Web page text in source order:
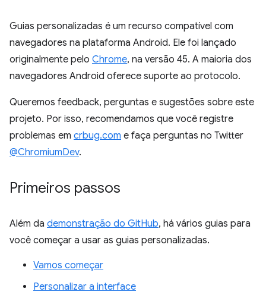
Guias personalizadas é um recurso compatível com
navegadores na plataforma Android. Ele foi lançado
originalmente pelo Chrome, na versão 45. A maioria dos
navegadores Android oferece suporte ao protocolo.
Queremos feedback, perguntas e sugestões sobre este
projeto. Por isso, recomendamos que você registre
problemas em crbug.com e faça perguntas no Twitter
@ChromiumDev.
Primeiros passos
Além da demonstração do GitHub, há vários guias para
você começar a usar as guias personalizadas.
Vamos começar
Personalizar a interface